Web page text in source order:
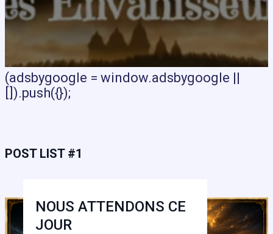
(adsbygoogle = window.adsbygoogle ||
[]).push({});
POST LIST #1
NOUS ATTENDONS CE
JOUR